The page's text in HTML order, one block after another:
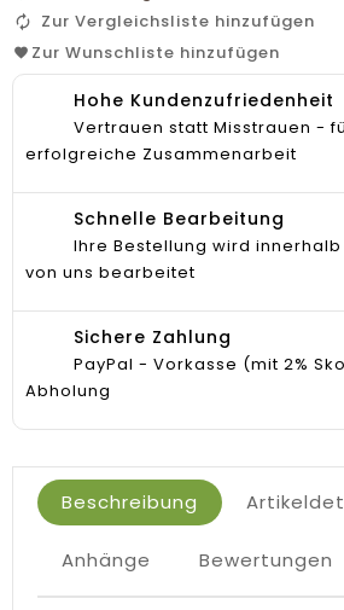
Zur Vergleichsliste hinzufügen
Zur Wunschliste hinzufügen
Hohe Kundenzufriedenheit
Vertrauen statt Misstrauen -
erfolgreiche Zusammenarbeit
Schnelle Bearbeitung
Ihre Bestellung wird
von uns bearbeitet
Sichere Zahlung
PayPal - Vorkasse (mit 2%
Abholung
Beschreibung
Anhänge Bewertungen